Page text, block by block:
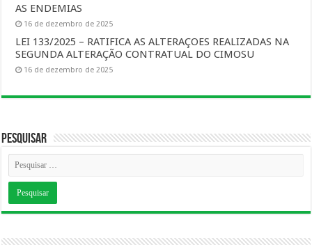
AS ENDEMIAS
16 de dezembro de 2025
LEI 133/2025 – RATIFICA AS ALTERAÇOES REALIZADAS NA
SEGUNDA ALTERAÇÃO CONTRATUAL DO CIMOSU
16 de dezembro de 2025
Pesquisar